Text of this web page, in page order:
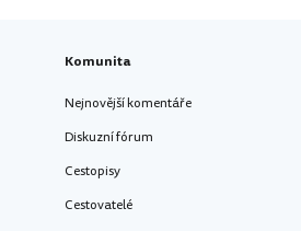
Komunita
Nejnovější komentáře
Diskuzní fórum
Cestopisy
Cestovatelé